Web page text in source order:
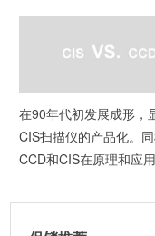
在90年代初发展成形，
CIS扫描仪的产品化。
CCD和CIS在原理和应